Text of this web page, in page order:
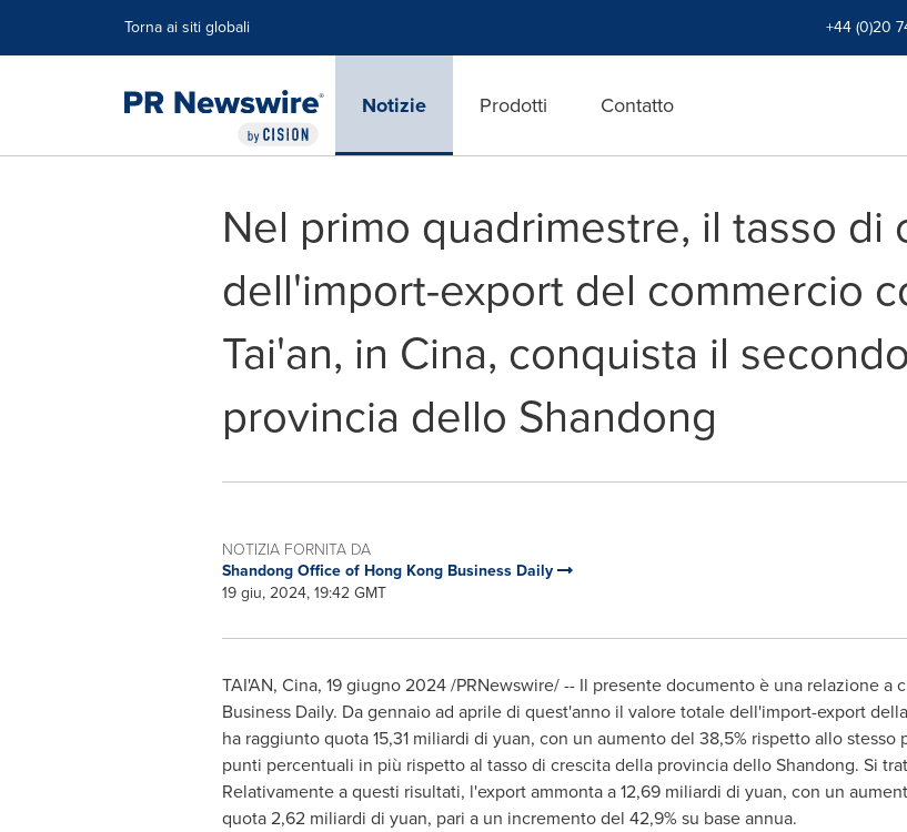
Torna ai siti globali +44 (0)20
Notizie Prodotti Contatto
Nel primo quadrimestre, il tasso di
dell'import-export del commercio
Tai'an, in Cina, conquista il
provincia dello Shandong
NOTIZIA FORNITA DA
Shandong Office of Hong Kong Business Daily
19 giu, 2024, 19:42 GMT
TAI'AN, Cina, 19 giugno 2024/PRNewswire/ -- Il presente documento è una relazione a
Business Daily. Da gennaio ad aprile di quest'anno il valore totale dell'import-export
ha raggiunto quota 15,31 miliardi di yuan, con un aumento del 38,5% rispetto allo
punti percentuali in più rispetto al tasso di crescita della provincia delloShandong. Si
Relativamente a questi risultati, l'export ammonta a 12,69 miliardi di yuan, con un
quota 2,62 miliardi di yuan, pari a un incremento del 42,9% su base annua.